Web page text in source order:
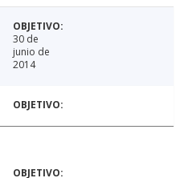
30 de
junio de
2014